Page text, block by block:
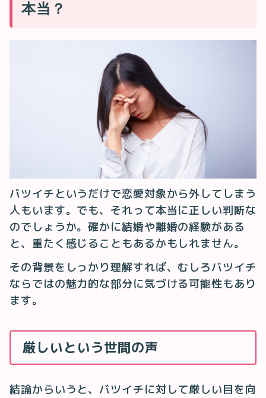
本当？
バツイチというだけで恋愛対象から外してしまう
人もいます。でも、それって本当に正しい判断な
のでしょうか。確かに結婚や離婚の経験がある
と、重たく感じることもあるかもしれません。
その背景をしっかり理解すれば、むしろバツイチ
ならではの魅力的な部分に気づける可能性もあり
ます。
厳しいという世間の声
結論からいうと、バツイチに対して厳しい目を向